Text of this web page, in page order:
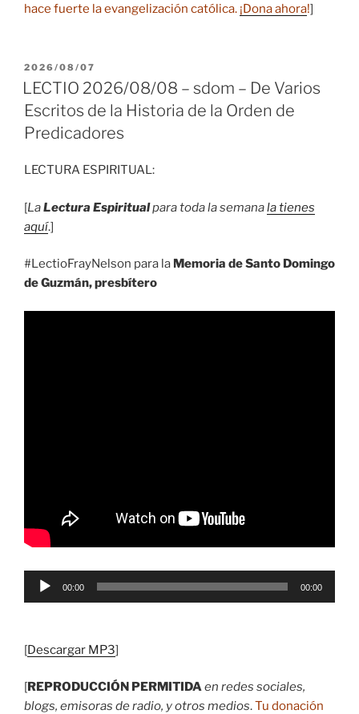
hace fuerte la evangelización católica. ¡Dona ahora!]
PUBLICADO
EL
2026/08/07
LECTIO 2026/08/08 – sdom – De Varios
Escritos de la Historia de la Orden de
Predicadores
LECTURA ESPIRITUAL:
[LaLectura Espiritualpara toda la semanala tienes
aquí.]
#LectioFrayNelson para la Memoria de Santo Domingo
de Guzmán, presbítero
Reproductor
00:00 00:00
[Descargar MP3]
[REPRODUCCIÓN PERMITIDAen redes sociales,
blogs, emisoras de radio, y otros medios.Tu donación